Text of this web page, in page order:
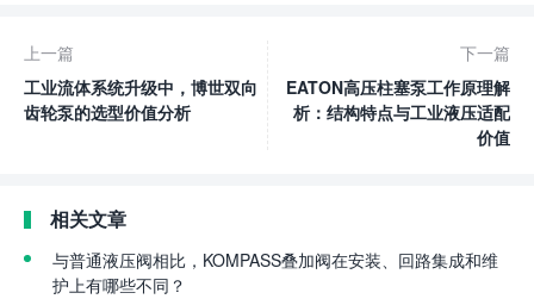
上一篇
工业流体系统升级中，博世双向
齿轮泵的选型价值分析
下一篇
EATON高压柱塞泵工作原理解
析：结构特点与工业液压适配
价值
相关文章
与普通液压阀相比，KOMPASS叠加阀在安装、回路集成和维
护上有哪些不同？